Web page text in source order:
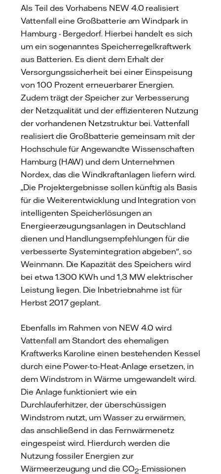
Als Teil des Vorhabens NEW 4.0 realisiert
Vattenfall eine Großbatterie am Windpark in
Hamburg - Bergedorf. Hierbei handelt es sich
um ein sogenanntes Speicherregelkraftwerk
aus Batterien. Es dient dem Erhalt der
Versorgungssicherheit bei einer Einspeisung
von 100 Prozent erneuerbarer Energien.
Zudem trägt der Speicher zur Verbesserung
der Netzqualität und der effizienteren Nutzung
der vorhandenen Netzstruktur bei. Vattenfall
realisiert die Großbatterie gemeinsam mit der
Hochschule für Angewandte Wissenschaften
Hamburg (HAW) und dem Unternehmen
Nordex, das die Windkraftanlagen liefern wird.
„Die Projektergebnisse sollen künftig als Basis
für die Weiterentwicklung und Integration von
intelligenten Speicherlösungen an
Energieerzeugungsanlagen in Deutschland
dienen und Handlungsempfehlungen für die
verbesserte Systemintegration abgeben", so
Weinmann. Die Kapazität des Speichers wird
bei etwa 1.300 KWh und 1,3 MW elektrischer
Leistung liegen. Die Inbetriebnahme ist für
Herbst 2017 geplant.
Ebenfalls im Rahmen von NEW 4.0 wird
Vattenfall am Standort des ehemaligen
Kraftwerks Karoline einen bestehenden Kessel
durch eine Power-to-Heat-Anlage ersetzen, in
dem Windstrom in Wärme umgewandelt wird.
Die Anlage funktioniert wie ein
Durchlauferhitzer, der überschüssigen
Windstrom nutzt, um Wasser zu erwärmen,
das anschließend in das Fernwärmenetz
eingespeist wird. Hierdurch werden die
Nutzung fossiler Energien zur
Wärmeerzeugung und die CO2-Emissionen